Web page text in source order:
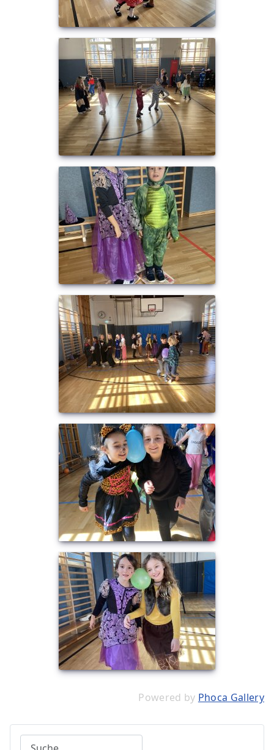
Powered by Phoca Gallery
Suchen